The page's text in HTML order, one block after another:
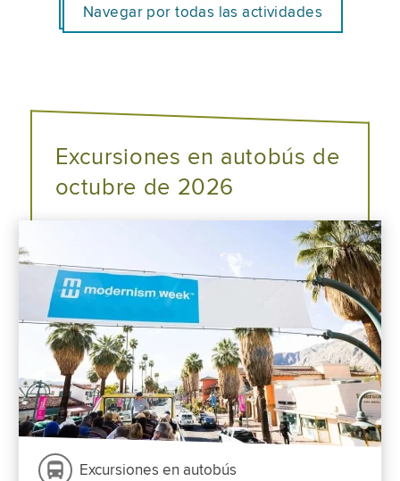
Navegar por todas las actividades
Excursiones en autobús de
octubre de 2026
Excursiones en autobús